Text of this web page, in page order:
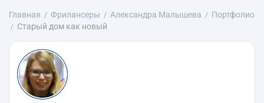
Главная Фрилансеры Александра Малышева
Портфолио
Старый дом как новый